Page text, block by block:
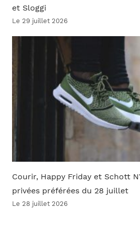
et Sloggi
Le 29 juillet 2026
Courir, Happy Friday et Schott
privées préférées du 28 juillet
Le 28 juillet 2026